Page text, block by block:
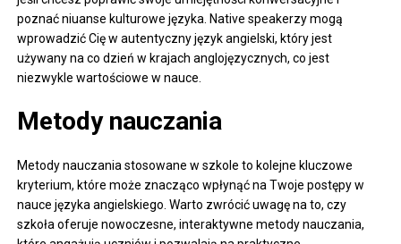
poznać niuanse kulturowe języka. Native speakerzy mogą
wprowadzić Cię w autentyczny język angielski, który jest
używany na co dzień w krajach anglojęzycznych, co jest
niezwykle wartościowe w nauce.
Metody nauczania
Metody nauczania stosowane w szkole to kolejne kluczowe
kryterium, które może znacząco wpłynąć na Twoje postępy w
nauce języka angielskiego. Warto zwrócić uwagę na to, czy
szkoła oferuje nowoczesne, interaktywne metody nauczania,